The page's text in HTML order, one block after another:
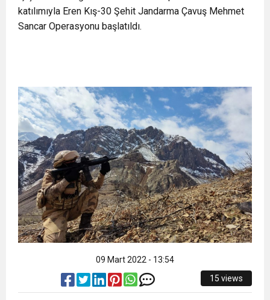
buluşturdu
11:36 Hareketsiz yaşam diyabete neden oluyor
10:45 Terör Örgütüne MİT’ten Darbe!
katılımıyla Eren Kış-30 Şehit Jandarma Çavuş Mehmet
Sancar Operasyonu başlatıldı.
09 Mart 2022 - 13:54
15 views